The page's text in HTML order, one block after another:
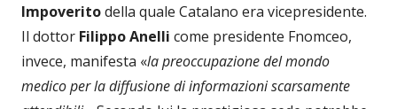
Impoveritodella quale Catalano era vicepresidente.
Il dottor Filippo Anelli come presidente Fnomceo,
invece, manifesta «la preoccupazione del mondo
medico per la diffusione di informazioni scarsamente